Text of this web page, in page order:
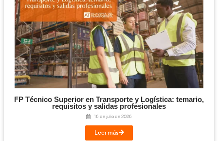
Titulación de Técnico Básico en Prevención
Laborables para la FP en Transporte y
27 de julio de 2026
Leer más